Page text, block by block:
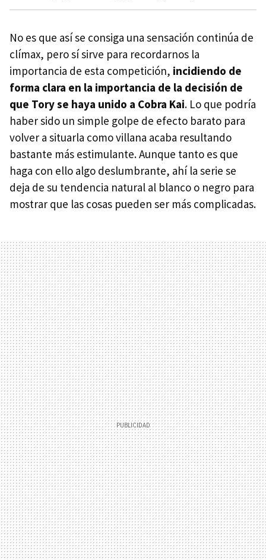
No es que así se consiga una sensación continúa de
clímax, pero sí sirve para recordarnos la
importancia de esta competición, incidiendo de
forma clara en la importancia de la decisión de
que Tory se haya unido a Cobra Kai. Lo que podría
haber sido un simple golpe de efecto barato para
volver a situarla como villana acaba resultando
bastante más estimulante. Aunque tanto es que
haga con ello algo deslumbrante, ahí la serie se
deja de su tendencia natural al blanco o negro para
mostrar que las cosas pueden ser más complicadas.